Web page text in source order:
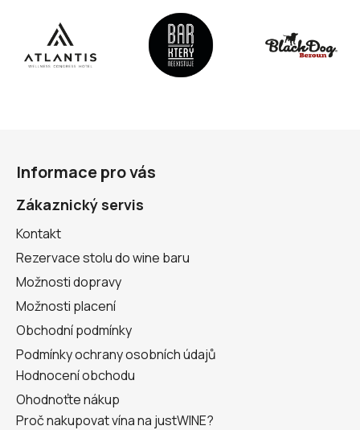
v
ý
p
i
Informace pro vás
Zákaznický servis
Kontakt
Rezervace stolu do wine baru
Možnosti dopravy
Možnosti placení
Obchodní podmínky
Podmínky ochrany osobních údajů
Hodnocení obchodu
Ohodnoťte nákup
Proč nakupovat vína na justWINE?